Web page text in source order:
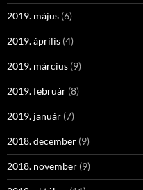
2019. május (6)
2019. április (4)
2019. március (9)
2019. február (8)
2019. január (7)
2018. december (9)
2018. november (9)